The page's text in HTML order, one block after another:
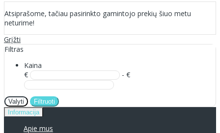
Atsiprašome, tačiau pasirinkto gamintojo prekių šiuo metu
neturime!
Grįžti
Filtras
Kaina
€
- €
Valyti
Filtruoti
Informacija
Apie mus